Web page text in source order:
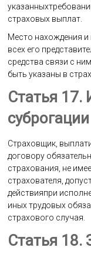
страховых выплат.
Место нахождения и
всех его
средства связи с
быть указаны в
Статья 17.
суброгации
Страховщик,
договору
страхования, не
страхователя,
действияпри
иных трудовых
страхового случая.
Статья 18.